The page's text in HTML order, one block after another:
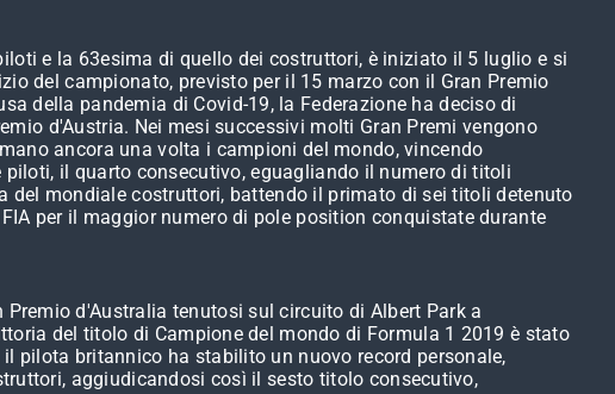
e la 63esima di quello dei costruttori, è iniziato il 5 luglio e si
del campionato, previsto per il 15 marzo con il Gran Premio
della pandemia di Covid-19, la Federazione ha deciso di
d'Austria. Nei mesi successivi molti Gran Premi vengono
ancora una volta i campioni del mondo, vincendo
il quarto consecutivo, eguagliando il numero di titoli
mondiale costruttori, battendo il primato di sei titoli detenuto
per il maggior numero di pole position conquistate durante
d'Australia tenutosi sul circuito di Albert Park a
del titolo di Campione del mondo di Formula 1 2019 è stato
pilota britannico ha stabilito un nuovo record personale,
aggiudicandosi così il sesto titolo consecutivo,